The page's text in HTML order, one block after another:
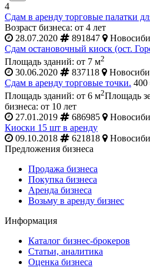
4
Сдам в аренду торговые палатки
Возраст бизнеса: от 4 лет
28.07.2020
891847
Сдам остановочный киоск (ост.
Площадь зданий: от 7 м2
30.06.2020 837118
Сдам в аренду торговые точки. 400
Площадь зданий: от 6 м2Площадь
бизнеса: от 10 лет
27.01.2019
686985
Киоски 15 шт в аренду
09.10.2018
621818
Предложения бизнеса
Продажа бизнеса
Покупка бизнеса
Аренда бизнеса
Возьму в аренду бизнес
Информация
Каталог бизнес-брокеров
Статьи, аналитика
Оценка бизнеса